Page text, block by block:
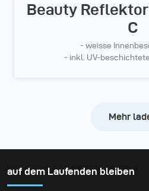
Beauty
C
- weisse
- inkl. UV-
Mehr
auf dem Laufenden bleiben